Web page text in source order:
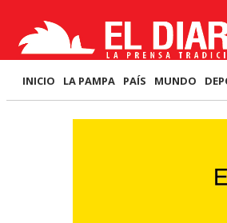
INICIO LA PAMPA PAÍS MUNDO